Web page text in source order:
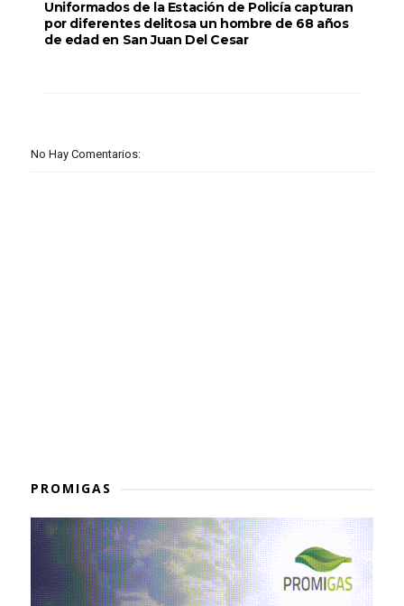
Uniformados de la Estación de Policía capturan
por diferentes delitosa un hombre de 68 años
de edad en San Juan Del Cesar
No Hay Comentarios:
PROMIGAS